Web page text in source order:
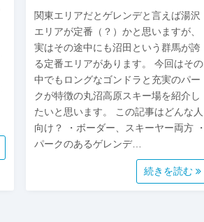
関東エリアだとゲレンデと言えば湯沢
エリアが定番（？）かと思いますが、
実はその途中にも沼田という群馬が誇
る定番エリアがあります。 今回はその
中でもロングなゴンドラと充実のパー
クが特徴の丸沼高原スキー場を紹介し
たいと思います。 この記事はどんな人
向け？ ・ボーダー、スキーヤー両方 ・
パークのあるゲレンデ…
続きを読む